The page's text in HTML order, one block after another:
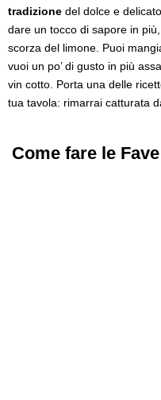
tradizione del dolce e
dare un tocco di sapore in
scorza del limone. Puoi
vuoi un po’ di gusto in più
vin cotto. Porta una delle
tua tavola: rimarrai catturata
Come fare le